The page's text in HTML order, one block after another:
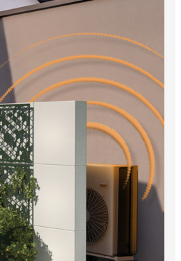
particulier souhaitant
votre jardin
à réduire l'impact
, notre
personnalisable
est idéale
environnement.
des modules
angles, des panneaux
intégrée
, ce mur
vos besoins et votre